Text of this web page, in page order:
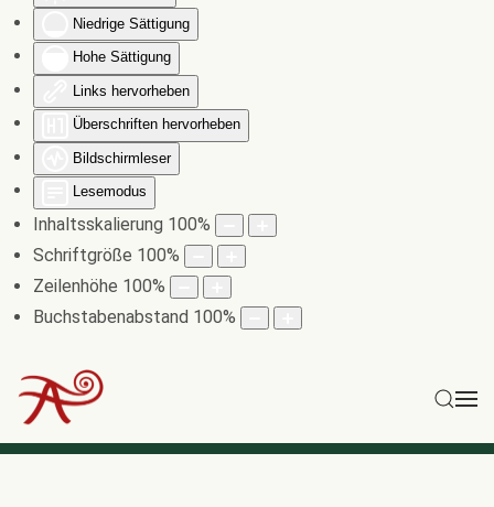
Niedrige Sättigung
Hohe Sättigung
Links hervorheben
Überschriften hervorheben
Bildschirmleser
Lesemodus
Inhaltsskalierung 100%
Schriftgröße 100%
Zeilenhöhe 100%
Buchstabenabstand 100%